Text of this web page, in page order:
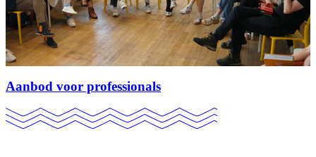
Aanbod voor professionals